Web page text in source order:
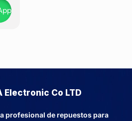
Electronic Co LTD
profesional de repuestos para